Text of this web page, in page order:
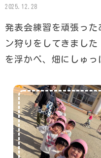
2025.12.28
発表会練習を頑張っ
ン狩りをしてきまし
を浮かべ、畑にしゅっ